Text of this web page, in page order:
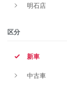
明石店
区分
新車
中古車
タイプ